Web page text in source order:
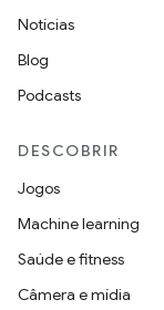
Notícias
Blog
Podcasts
DESCOBRIR
Jogos
Machine learning
Saúde e fitness
Câmera e mídia